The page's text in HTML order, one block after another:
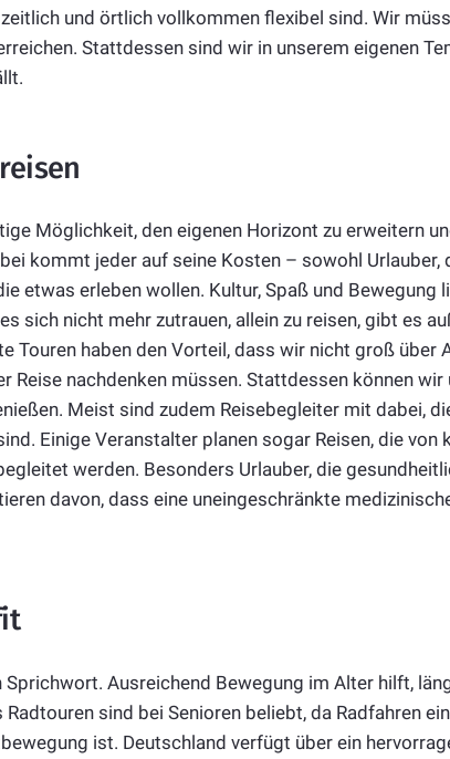
und örtlich vollkommen flexibel sind. Wir
Stattdessen sind wir in unserem eigenen
Möglichkeit, den eigenen Horizont zu erweitern
kommt jeder auf seine Kosten – sowohl Urlauber,
etwas erleben wollen. Kultur, Spaß und Bewegung
sich nicht mehr zutrauen, allein zu reisen, gibt es
Touren haben den Vorteil, dass wir nicht groß über
Reise nachdenken müssen. Stattdessen können
Meist sind zudem Reisebegleiter mit dabei,
Einige Veranstalter planen sogar Reisen, die von
werden. Besonders Urlauber, die
davon, dass eine uneingeschränkte
Sprichwort. Ausreichend Bewegung im Alter hilft,
sind bei Senioren beliebt, da Radfahren
ist. Deutschland verfügt über ein